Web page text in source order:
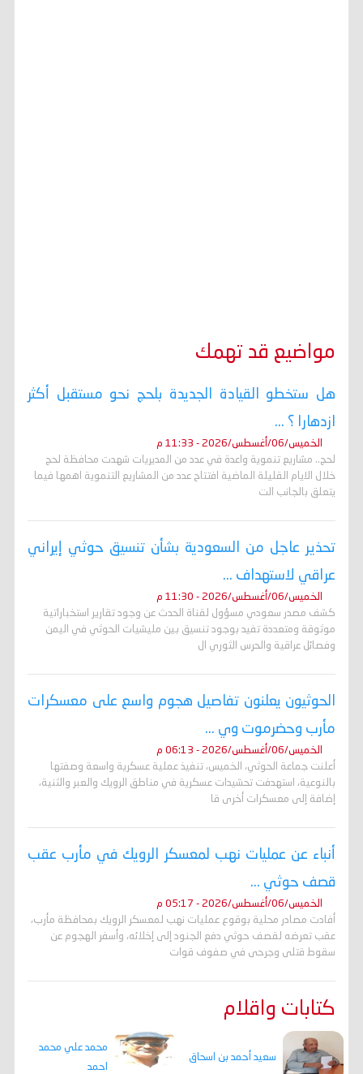
مواضيع قد تهمك
هل ستخطو القيادة الجديدة بلحج نحو مستقبل أكثر
ازدهارا ؟ ...
الخميس/06/أغسطس/2026 - 11:33 م
لحج.. مشاريع تنموية واعدة في عدد من المديريات شهدت محافظة لحج
خلال الايام القليلة الماضية افتتاح عدد من المشاريع التنموية اهمها فيما
يتعلق بالجانب الت
تحذير عاجل من السعودية بشأن تنسيق حوثي إيراني
عراقي لاستهداف ...
الخميس/06/أغسطس/2026 - 11:30 م
كشف مصدر سعودي مسؤول لقناة الحدث عن وجود تقارير استخباراتية
موثوقة ومتعددة تفيد بوجود تنسيق بين مليشيات الحوثي في اليمن
وفصائل عراقية والحرس الثوري ال
الحوثيون يعلنون تفاصيل هجوم واسع على معسكرات
مأرب وحضرموت وي ...
الخميس/06/أغسطس/2026 - 06:13 م
أعلنت جماعة الحوثي، الخميس، تنفيذ عملية عسكرية واسعة وصفتها
بالنوعية، استهدفت تحشيدات عسكرية في مناطق الرويك والعبر والثنية،
إضافة إلى معسكرات أخرى قا
أنباء عن عمليات نهب لمعسكر الرويك في مأرب عقب
قصف حوثي ...
الخميس/06/أغسطس/2026 - 05:17 م
أفادت مصادر محلية بوقوع عمليات نهب لمعسكر الرويك بمحافظة مأرب،
عقب تعرضه لقصف حوثي دفع الجنود إلى إخلائه، وأسفر الهجوم عن
سقوط قتلى وجرحى في صفوف قوات
كتابات واقلام
سعيد أحمد بن اسحاق
محمد علي محمد
احمد